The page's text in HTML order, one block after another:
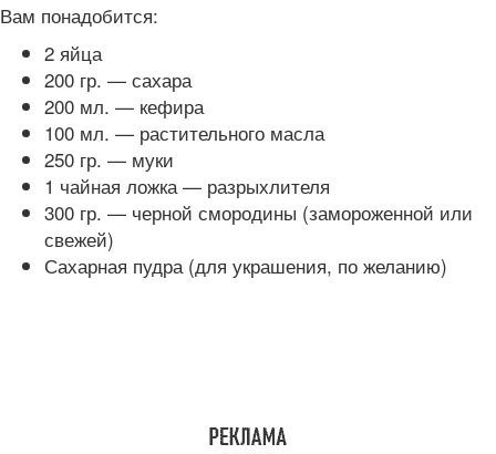
Вам понадобится:
2 яйца
200 гр. — сахара
200 мл. — кефира
100 мл. — растительного масла
250 гр. — муки
1 чайная ложка — разрыхлителя
300 гр. — черной смородины (замороженной или
свежей)
Сахарная пудра (для украшения, по желанию)